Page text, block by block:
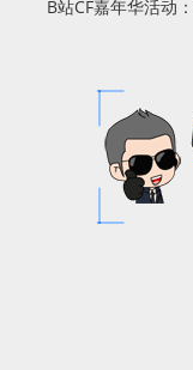
B站CF嘉年华活动